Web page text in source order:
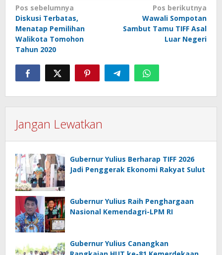
Navigasi
pos
Pos sebelumnya
Diskusi Terbatas,
Menatap Pemilihan
Walikota Tomohon
Tahun 2020
Pos berikutnya
Wawali Sompotan
Sambut Tamu TIFF Asal
Luar Negeri
Jangan Lewatkan
Gubernur Yulius Berharap TIFF 2026
Jadi Penggerak Ekonomi Rakyat Sulut
Gubernur Yulius Raih Penghargaan
Nasional Kemendagri-LPM RI
Gubernur Yulius Canangkan